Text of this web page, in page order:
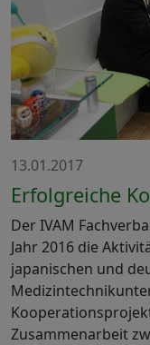
13.01.2017
Erfolgreiche
Der IVAM
Jahr 2016 die
japanischen und
Zusammenarbeit